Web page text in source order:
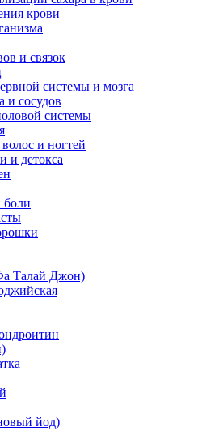
крови
и связок
системы и мозга
и сосудов
системы
и ногтей
и детокса
боли
Талай Джон)
йод)